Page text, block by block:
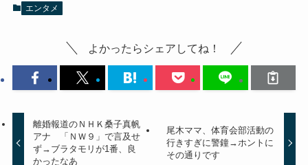
エンタメ
よかったらシェアしてね！
離婚報道のＮＨＫ桑子真帆
アナ 「ＮＷ９」で言及せ
ず→ブラタモリが1番、良
かったなあ
尾木ママ、体育会部活動の
行きすぎに警鐘→ホントに
その通りです